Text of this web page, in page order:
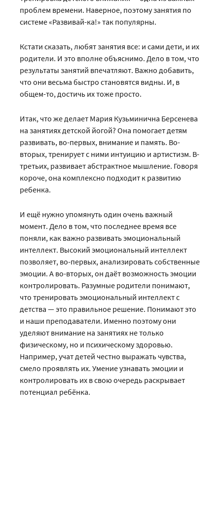
проблем времени. Наверное, поэтому занятия по
системе «Развивай-ка!» так популярны.
Кстати сказать, любят занятия все: и сами дети, и их
родители. И это вполне объяснимо. Дело в том, что
результаты занятий впечатляют. Важно добавить,
что они весьма быстро становятся видны. И, в
общем-то, достичь их тоже просто.
Итак, что же делает Мария Кузьминична Берсенева
на занятиях детской йогой? Она помогает детям
развивать, во-первых, внимание и память. Во-
вторых, тренирует с ними интуицию и артистизм. В-
третьих, развивает абстрактное мышление. Говоря
короче, она комплексно подходит к развитию
ребенка.
И ещё нужно упомянуть один очень важный
момент. Дело в том, что последнее время все
поняли, как важно развивать эмоциональный
интеллект. Высокий эмоциональный интеллект
позволяет, во-первых, анализировать собственные
эмоции. А во-вторых, он даёт возможность эмоции
контролировать. Разумные родители понимают,
что тренировать эмоциональный интеллект с
детства — это правильное решение. Понимают это
и наши преподаватели. Именно поэтому они
уделяют внимание на занятиях не только
физическому, но и психическому здоровью.
Например, учат детей честно выражать чувства,
смело проявлять их. Умение узнавать эмоции и
контролировать их в свою очередь раскрывает
потенциал ребёнка.